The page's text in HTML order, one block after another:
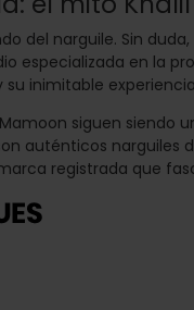
del narguile. Sin
especializada en la
inimitable
siguen
auténticos
registrada que